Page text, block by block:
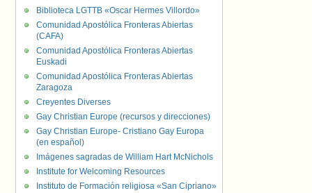
Biblioteca LGTTB «Oscar Hermes Villordo»
Comunidad Apostólica Fronteras Abiertas
(CAFA)
Comunidad Apostólica Fronteras Abiertas
Euskadi
Comunidad Apostólica Fronteras Abiertas
Zaragoza
Creyentes Diverses
Gay Christian Europe (recursos y direcciones)
Gay Christian Europe- Cristiano Gay Europa
(en español)
Imágenes sagradas de William Hart McNichols
Institute for Welcoming Resources
Instituto de Formación religiosa «San Cipriano»